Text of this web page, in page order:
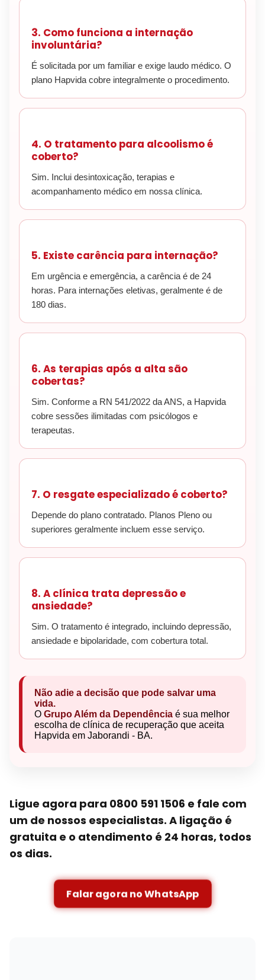
3. Como funciona a internação
involuntária?
É solicitada por um familiar e exige laudo médico. O
plano Hapvida cobre integralmente o procedimento.
4. O tratamento para alcoolismo é
coberto?
Sim. Inclui desintoxicação, terapias e
acompanhamento médico em nossa clínica.
5. Existe carência para internação?
Em urgência e emergência, a carência é de 24
horas. Para internações eletivas, geralmente é de
180 dias.
6. As terapias após a alta são
cobertas?
Sim. Conforme a RN 541/2022 da ANS, a Hapvida
cobre sessões ilimitadas com psicólogos e
terapeutas.
7. O resgate especializado é coberto?
Depende do plano contratado. Planos Pleno ou
superiores geralmente incluem esse serviço.
8. A clínica trata depressão e
ansiedade?
Sim. O tratamento é integrado, incluindo depressão,
ansiedade e bipolaridade, com cobertura total.
Não adie a decisão que pode salvar uma
vida.
O Grupo Além da Dependência é sua melhor
escolha de clínica de recuperação que aceita
Hapvida em Jaborandi - BA.
Ligue agora para 0800 591 1506 e fale com
um de nossos especialistas. A ligação é
gratuita e o atendimento é 24 horas, todos
os dias.
Falar agora no WhatsApp